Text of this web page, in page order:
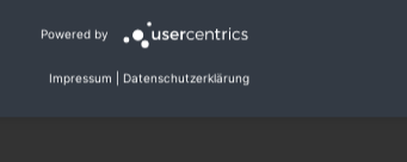
Powered by
Impressum Datenschutzerklärung